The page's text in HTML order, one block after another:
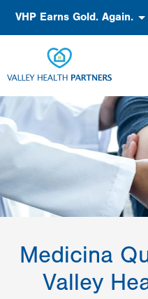
VHP Earns Gold. Again.
Medicina
Valley